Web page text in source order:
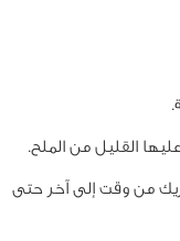
القليل من الملح.
من وقت إلى آخر حتى